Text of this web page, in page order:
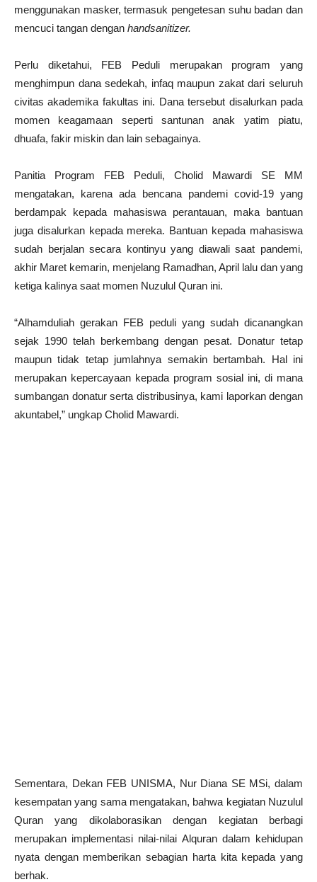
menggunakan masker, termasuk pengetesan suhu badan dan
mencuci tangan dengan handsanitizer.
Perlu diketahui, FEB Peduli merupakan program yang
menghimpun dana sedekah, infaq maupun zakat dari seluruh
civitas akademika fakultas ini. Dana tersebut disalurkan pada
momen keagamaan seperti santunan anak yatim piatu,
dhuafa, fakir miskin dan lain sebagainya.
Panitia Program FEB Peduli, Cholid Mawardi SE MM
mengatakan, karena ada bencana pandemi covid-19 yang
berdampak kepada mahasiswa perantauan, maka bantuan
juga disalurkan kepada mereka. Bantuan kepada mahasiswa
sudah berjalan secara kontinyu yang diawali saat pandemi,
akhir Maret kemarin, menjelang Ramadhan, April lalu dan yang
ketiga kalinya saat momen Nuzulul Quran ini.
“Alhamduliah gerakan FEB peduli yang sudah dicanangkan
sejak 1990 telah berkembang dengan pesat. Donatur tetap
maupun tidak tetap jumlahnya semakin bertambah. Hal ini
merupakan kepercayaan kepada program sosial ini, di mana
sumbangan donatur serta distribusinya, kami laporkan dengan
akuntabel,” ungkap Cholid Mawardi.
Sementara, Dekan FEB UNISMA, Nur Diana SE MSi, dalam
kesempatan yang sama mengatakan, bahwa kegiatan Nuzulul
Quran yang dikolaborasikan dengan kegiatan berbagi
merupakan implementasi nilai-nilai Alquran dalam kehidupan
nyata dengan memberikan sebagian harta kita kepada yang
berhak.